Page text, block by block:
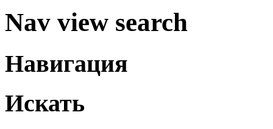
Nav view search
Навигация
Искать